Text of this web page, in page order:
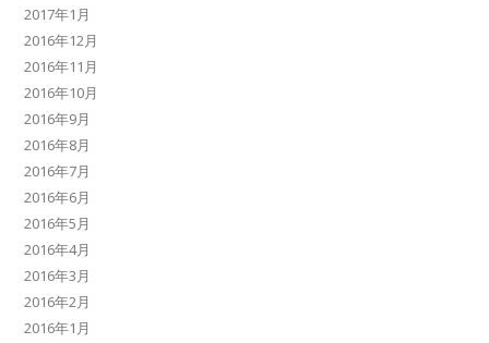
2017年1月
2016年12月
2016年11月
2016年10月
2016年9月
2016年8月
2016年7月
2016年6月
2016年5月
2016年4月
2016年3月
2016年2月
2016年1月